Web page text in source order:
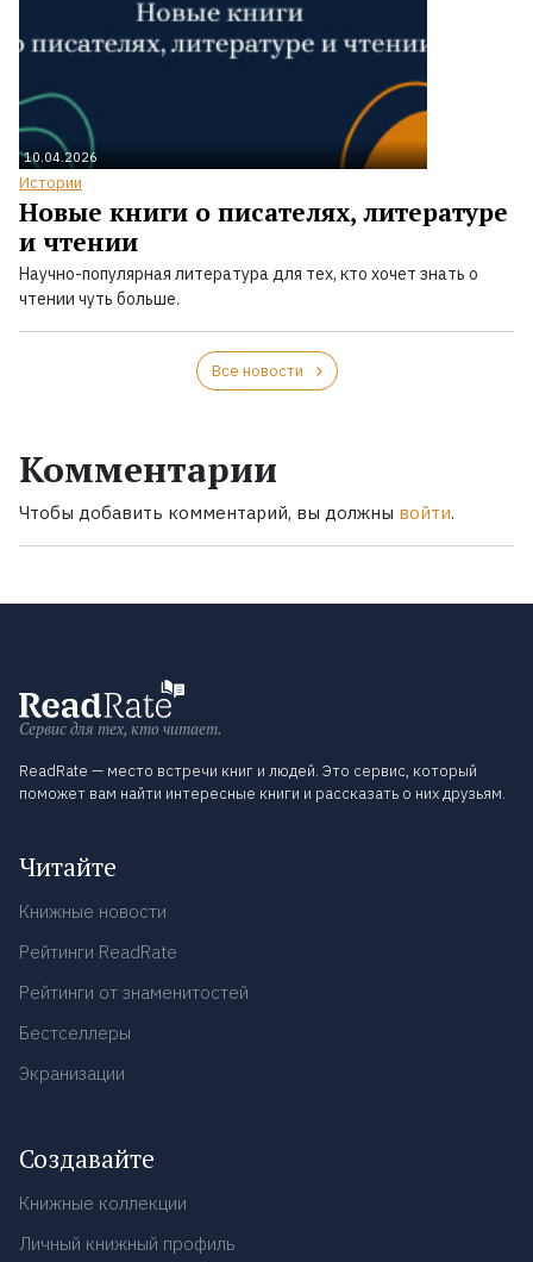
10.04.2026
Истории
Новые книги о писателях, литературе
и чтении
Научно-популярная литература для тех, кто хочет знать о
чтении чуть больше.
Все новости
Комментарии
Чтобы добавить комментарий, вы должны войти.
Сервис для тех, кто читает.
ReadRate — место встречи книг и людей. Это сервис, который
поможет вам найти интересные книги и рассказать о них друзьям.
Читайте
Книжные новости
Рейтинги ReadRate
Рейтинги от знаменитостей
Бестселлеры
Экранизации
Создавайте
Книжные коллекции
Личный книжный профиль